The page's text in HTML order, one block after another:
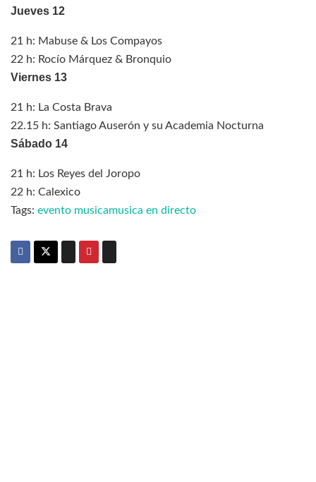
Jueves 12
21 h: Mabuse & Los Compayos
22 h: Rocío Márquez & Bronquio
Viernes 13
21 h: La Costa Brava
22.15 h: Santiago Auserón y su Academia Nocturna
Sábado 14
21 h: Los Reyes del Joropo
22 h: Calexico
Tags: evento musicamusica en directo